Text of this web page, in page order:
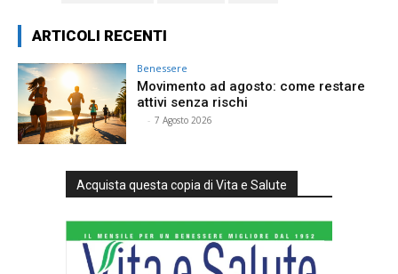
ARTICOLI RECENTI
Benessere
Movimento ad agosto: come restare
attivi senza rischi
- 7 Agosto 2026
Acquista questa copia di Vita e Salute